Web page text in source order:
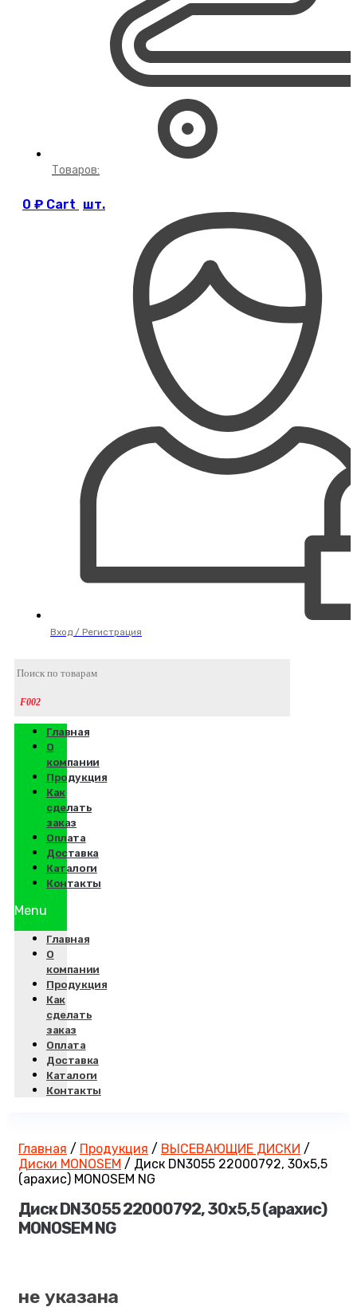
Товаров:
0 ₽ Cart
Вход / Регистрация
Главная
О
компании
Продукция
Как
сделать
заказ
Оплата
Доставка
Каталоги
Контакты
Menu
Главная
О
компании
Продукция
Как
сделать
заказ
Оплата
Доставка
Каталоги
Контакты
Главная / Продукция / ВЫСЕВАЮЩИЕ ДИСКИ /
Диски MONOSEM / Диск DN3055 22000792, 30х5,5
(арахис) MONOSEM NG
Диск DN3055 22000792, 30х5,5 (арахис)
MONOSEM NG
не указана